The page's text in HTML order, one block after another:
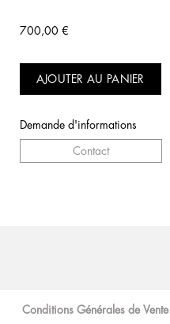
700,00 €
AJOUTER AU PANIER
Demande d'informations
Contact
Conditions Générales de Vente